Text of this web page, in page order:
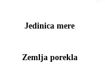
Jedinica mere
Zemlja porekla